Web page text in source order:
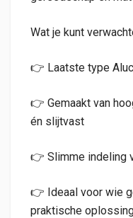
Wat je kunt
👉 Laatste type
👉 Gemaakt van
én slijtvast
👉 Slimme indeling
👉 Ideaal voor wie
praktische